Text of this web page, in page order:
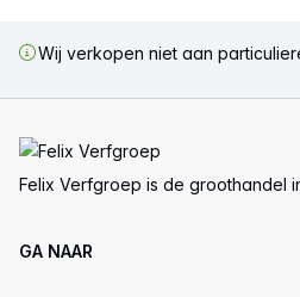
Wij verkopen niet aan
Felix Verfgroep is de groothandel
GA NAAR